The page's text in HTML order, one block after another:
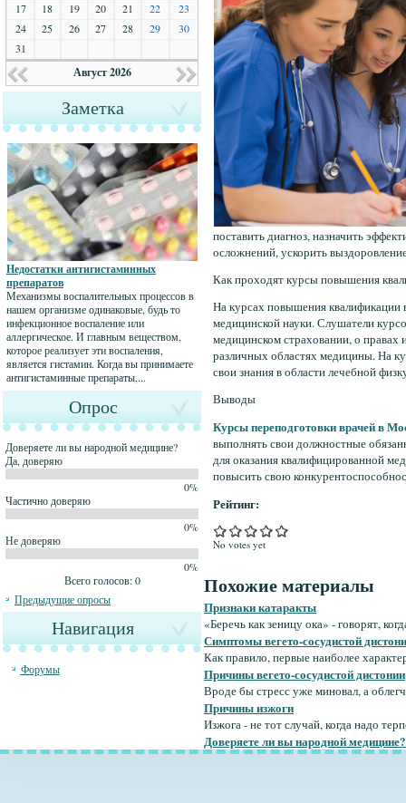
17
18 19 20 21 22
23
24
25 26 27 28 29
30
31
Август 2026
Заметка
Недостатки антигистаминных
препаратов
Механизмы воспалительных процессов в
нашем организме одинаковые, будь то
инфекционное воспаление или
аллергическое. И главным веществом,
которое реализует эти воспаления,
является гистамин. Когда вы принимаете
антигистаминные препараты,...
Опрос
Доверяете ли вы народной медицине?
Да, доверяю
0%
Частично доверяю
0%
Не доверяю
0%
Всего голосов: 0
Предыдущие опросы
Навигация
Форумы
поставить диагноз, назначить
осложнений, ускорить
Как проходят курсы повышения
На курсах повышения квалификации
медицинской науки. Слушатели
медицинском страховании, о правах
различных областях медицины. На
свои знания в области лечебной
Выводы
Курсы переподготовки врачей в
выполнять свои должностные
для оказания квалифицированной
повысить свою
Рейтинг:
No votes yet
Похожие материалы
Признаки катаракты
«Беречь как зеницу ока» - говорят,
Симптомы вегето-сосудистой
Как правило, первые наиболее
Причины вегето-сосудистой дистонии
Вроде бы стресс уже миновал, а
Причины изжоги
Изжога - не тот случай, когда надо
Доверяете ли вы народной медицине?